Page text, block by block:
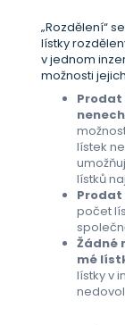
„Rozdělení“
lístky
v jednom
možnosti
Prodat
lístek
lístků
Prodat
počet
Žádné
mé
lístky v